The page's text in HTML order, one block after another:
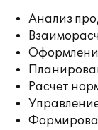
Анализ
Расчет